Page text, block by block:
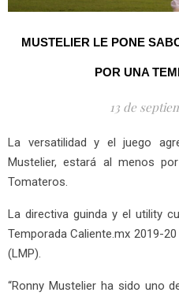
MUSTELIER LE PONE
POR UNA
13 de
La versatilidad y el juego agresivo en el terreno de Ronier
Mustelier, estará al menos
Tomateros.
La directiva guinda y el utility
Temporada Caliente.mx 2019-
(LMP).
“Ronny Mustelier ha sido uno